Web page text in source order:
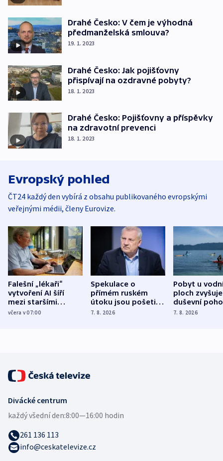
Drahé Česko: V čem je výhodná
předmanželská smlouva?
19. 1. 2023
Drahé Česko: Jak pojišťovny
přispívají na ozdravné pobyty?
18. 1. 2023
Drahé Česko: Pojišťovny a příspěvky
na zdravotní prevenci
18. 1. 2023
Evropský pohled
ČT24 každý den vybírá z obsahu publikovaného evropskými
veřejnými médii, členy Eurovize.
Falešní „lékaři“
vytvoření AI šíří
mezi staršími
Poláky nebezpečné
včera v 07:00
Spekulace o
přímém ruském
útoku jsou pošetilé,
míní estonský
7. 8. 2026
Pobyt u
ploch zvyšuje
duševní
ukázala
7. 8. 2026
Divácké centrum
každý všední den:8:00—16:00 hodin
261 136 113
info@ceskatelevize.cz